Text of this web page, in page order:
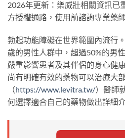
2026年更新：樂威壯相關資訊已
方授權通路，使用前諮詢專業藥
勃起功能障礙在世界範圍內流行
歲的男性人群中，超過50%的男
嚴重影響患者及其伴侶的身心健
尚有明確有效的藥物可以治療大
（https://www.levitra.tw/）醫師
何選擇適合自己的藥物做出詳細